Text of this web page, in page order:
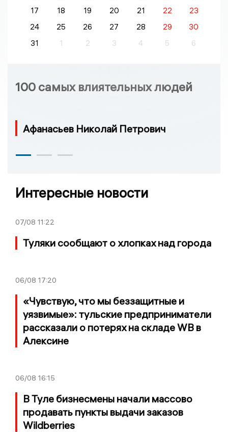
17
18 19 20 21 22
23
24
25 26 27 28 29
30
31
1 2 3 4 5 6
100 самых влиятельных людей
Афанасьев Николай Петрович
Интересные новости
07/08 11:22
Туляки сообщают о хлопках над города
06/08 17:20
«Чувствую, что мы беззащитные и
уязвимые»: тульские предприниматели
рассказали о потерях на складе WB в
Алексине
06/08 16:15
В Туле бизнесмены начали массово
продавать пункты выдачи заказов
Wildberries